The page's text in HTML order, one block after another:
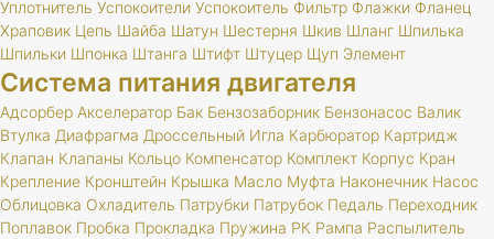
Уплотнитель Успокоители Успокоитель Фильтр Флажки Фланец
Храповик Цепь Шайба Шатун Шестерня Шкив Шланг Шпилька
Шпильки Шпонка Штанга Штифт Штуцер Щуп Элемент
Система питания двигателя
Адсорбер Акселератор Бак Бензозаборник Бензонасос Валик
Втулка Диафрагма Дроссельный Игла Карбюратор Картридж
Клапан Клапаны Кольцо Компенсатор Комплект Корпус Кран
Крепление Кронштейн Крышка Масло Муфта Наконечник Насос
Облицовка Охладитель Патрубки Патрубок Педаль Переходник
Поплавок Пробка Прокладка Пружина РК Рампа Распылитель